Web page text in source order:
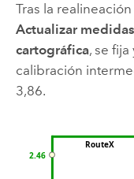
Tras la
Actualizar
cartográfica, se
calibración
3,86.